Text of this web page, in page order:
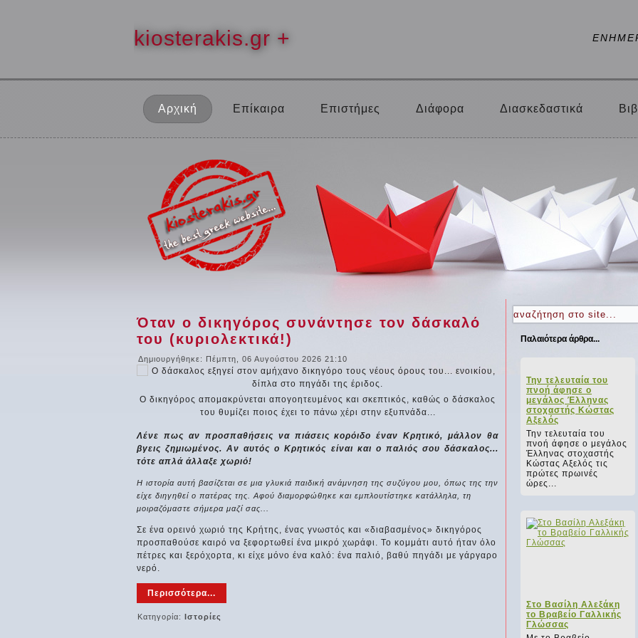
kiosterakis.gr +
Αρχική Επίκαιρα Επιστήμες Διάφορα Διασκεδαστικά
Όταν ο δικηγόρος συνάντησε τον δάσκαλό
του (κυριολεκτικά!)
Δημιουργήθηκε: Πέμπτη, 06 Αυγούστου 2026 21:10
Ο δικηγόρος απομακρύνεται απογοητευμένος και σκεπτικός, καθώς ο δάσκαλος
του θυμίζει ποιος έχει το πάνω χέρι στην εξυπνάδα...
Λένε πως αν προσπαθήσεις να πιάσεις κορόιδο έναν Κρητικό, μάλλον θα
βγεις ζημιωμένος. Αν αυτός ο Κρητικός είναι και ο παλιός σου δάσκαλος...
τότε απλά άλλαξε χωριό!
Η ιστορία αυτή βασίζεται σε μια γλυκιά παιδική ανάμνηση της συζύγου μου, όπως της την
είχε διηγηθεί ο πατέρας της. Αφού διαμορφώθηκε και εμπλουτίστηκε κατάλληλα, τη
μοιραζόμαστε σήμερα μαζί σας...
Σε ένα ορεινό χωριό της Κρήτης, ένας γνωστός και «διαβασμένος» δικηγόρος
προσπαθούσε καιρό να ξεφορτωθεί ένα μικρό χωράφι. Το κομμάτι αυτό ήταν όλο
πέτρες και ξερόχορτα, κι είχε μόνο ένα καλό: ένα παλιό, βαθύ πηγάδι με γάργαρο
νερό.
Περισσότερα...
Κατηγορία: Ιστορίες
Παλαιότερα άρθρα...
Την τελευταία του
πνοή άφησε ο
μεγάλος Έλληνας
στοχαστής Κώστας
Αξελός
Την τελευταία του
πνοή άφησε ο μεγάλος
Έλληνας στοχαστής
Κώστας Αξελός τις
πρώτες πρωινές
ώρες...
Στο Βασίλη Αλεξάκη
το Βραβείο Γαλλικής
Γλώσσας
Ουμπέρτο Έκο (1932
– 2016)
μυθιστοριογράφος,
δοκιμιογράφος,
κριτικός λογοτεχνίας
και σημειολόγος.
Έγινε...